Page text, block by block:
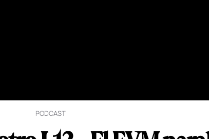
PODCAST